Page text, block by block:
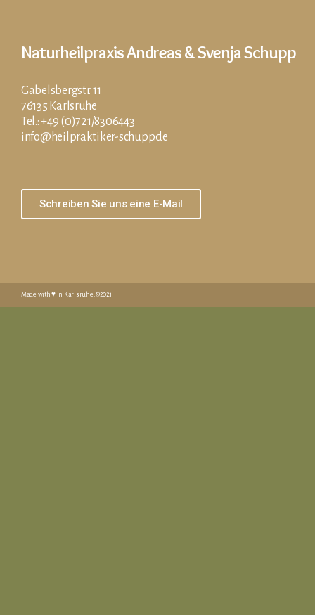
Naturheilpraxis Andreas & Svenja Schupp
Gabelsbergstr. 11
76135 Karlsruhe
Tel.: +49 (0)721/8306443
info@heilpraktiker-schupp.de
Schreiben Sie uns eine E-Mail
Made with ♥️ in Karlsruhe. ©2021